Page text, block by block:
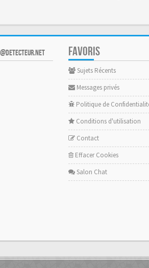
@DETECTEUR.NET FAVORIS
Sujets Récents
Messages privés
Politique de
Conditions d'utilisation
Contact
Effacer Cookies
Salon Chat